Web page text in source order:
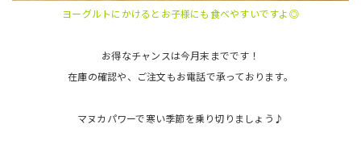
ヨーグルトにかけるとお子様にも食べやすいですよ◎
お得なチャンスは今月末までです！
在庫の確認や、ご注文もお電話で承っております。
マヌカパワーで寒い季節を乗り切りましょう♪